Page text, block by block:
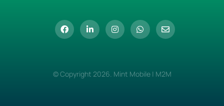
© Copyright 2026. Mint Mobile | M2M